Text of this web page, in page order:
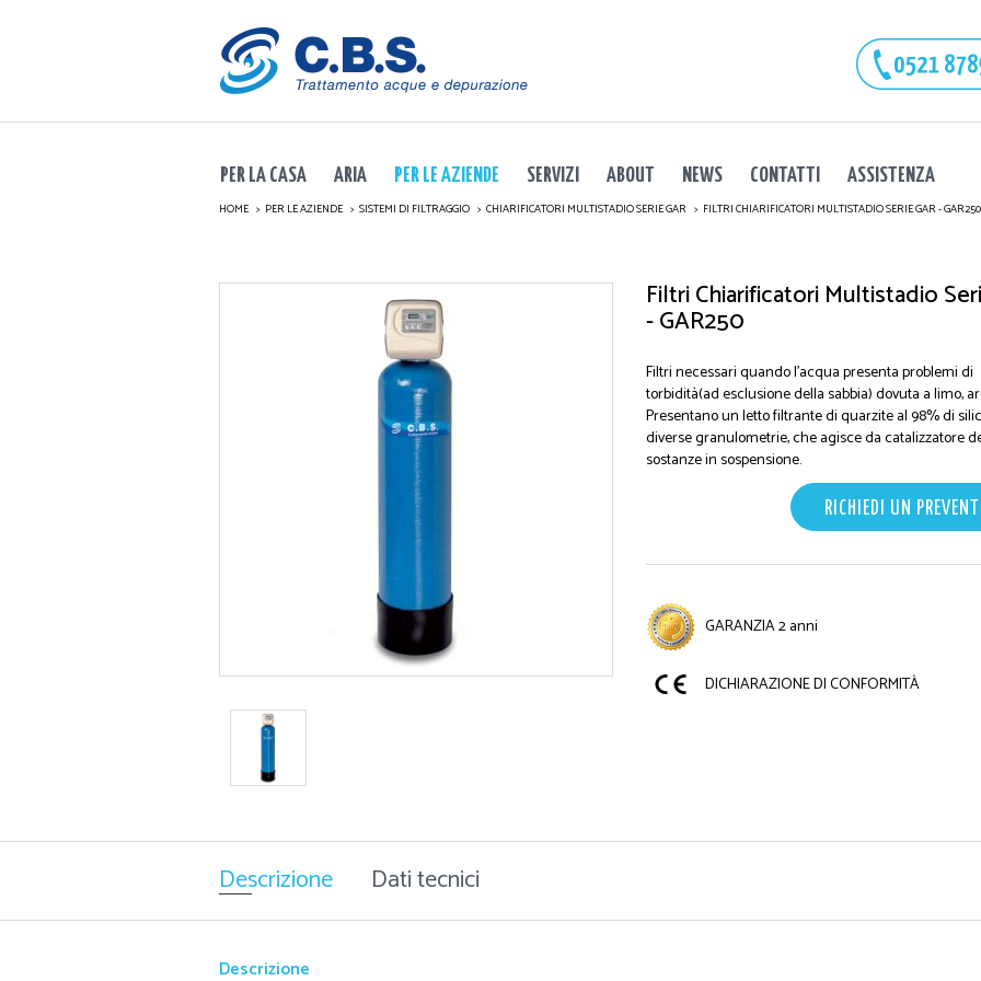
PER LA CASA ARIA PER LE AZIENDE SERVIZI ABOUT NEWS CONTATTI ASSISTENZA
HOME PER LE AZIENDE SISTEMI DI FILTRAGGIO CHIARIFICATORI MULTISTADIO SERIE GAR FILTRI CHIARIFICATORI MULTISTADIO SERIE GAR - GAR250
Filtri Chiarificatori Multistadio
- GAR250
Filtri necessari quando l'acqua presenta problemi di
torbidità(ad esclusione della sabbia) dovuta a limo,
Presentano un letto filtrante di quarzite al 98% di
diverse granulometrie, che agisce da catalizzatore
sostanze in sospensione.
RICHIEDI UN
GARANZIA 2 anni
DICHIARAZIONE DI CONFORMITÀ
Descrizione Dati tecnici
Descrizione